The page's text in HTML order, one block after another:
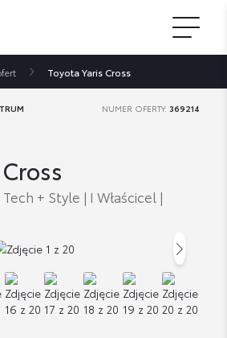
Toyota Yaris Cross
+ Style | I Właścicel |
NUMER OFERTY:369214